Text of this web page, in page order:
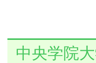
中央学院